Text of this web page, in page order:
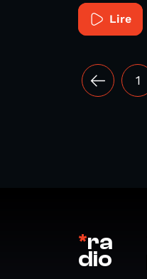
Lire
1
*ra
dio